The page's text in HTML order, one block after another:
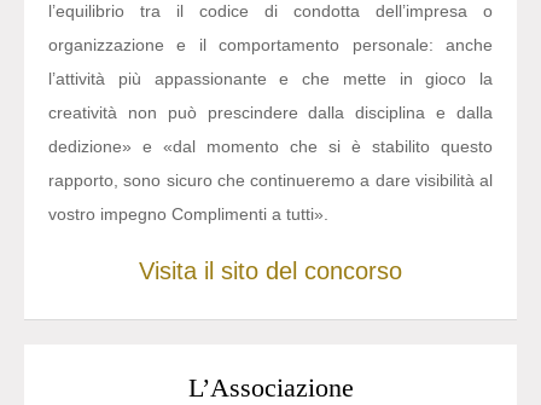
l’equilibrio tra il codice di condotta dell’impresa o
organizzazione e il comportamento personale: anche
l’attività più appassionante e che mette in gioco la
creatività non può prescindere dalla disciplina e dalla
dedizione» e «dal momento che si è stabilito questo
rapporto, sono sicuro che continueremo a dare visibilità al
vostro impegno Complimenti a tutti».
Visita il sito del concorso
L’Associazione